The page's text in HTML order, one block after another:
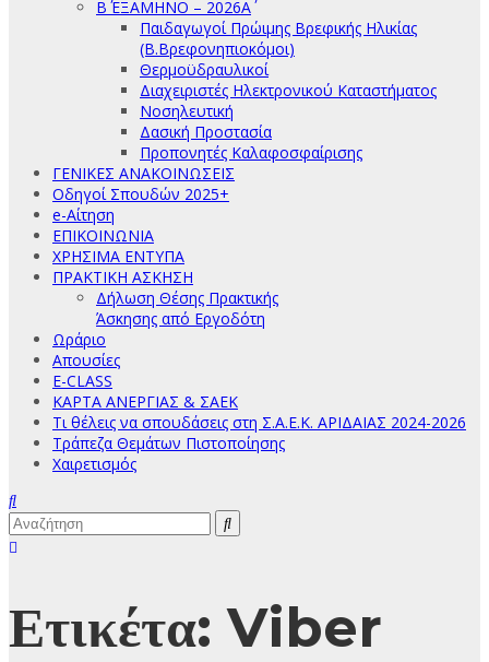
Β΄ ΕΞΑΜΗΝΟ – 2026Α΄
Παιδαγωγοί Πρώιμης Βρεφικής Ηλικίας
(Β.Βρεφονηπιοκόμοι)
Θερμοϋδραυλικοί
Διαχειριστές Ηλεκτρονικού Καταστήματος
Νοσηλευτική
Δασική Προστασία
Προπονητές Καλαφοσφαίρισης
ΓΕΝΙΚΕΣ ΑΝΑΚΟΙΝΩΣΕΙΣ
Οδηγοί Σπουδών 2025+
e-Αίτηση
ΕΠΙΚΟΙΝΩΝΙΑ
ΧΡΗΣΙΜΑ ΕΝΤΥΠΑ
ΠΡΑΚΤΙΚΗ ΑΣΚΗΣΗ
Δήλωση Θέσης Πρακτικής
Άσκησης από Εργοδότη
Ωράριο
Απουσίες
E-CLASS
ΚΑΡΤΑ ΑΝΕΡΓΙΑΣ & ΣΑΕΚ
Τι θέλεις να σπουδάσεις στη Σ.Α.Ε.Κ. ΑΡΙΔΑΙΑΣ 2024-2026
Τράπεζα Θεμάτων Πιστοποίησης
Χαιρετισμός
Ετικέτα:Viber